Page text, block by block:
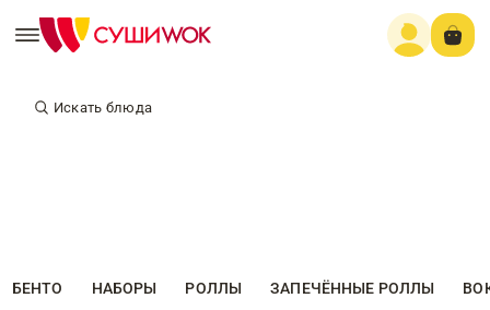
Искать блюда
БЕНТО НАБОРЫ РОЛЛЫ ЗАПЕЧЁННЫЕ РОЛЛЫ